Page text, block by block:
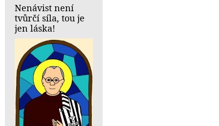
Nenávist není
tvůrčí síla, tou je
jen láska!